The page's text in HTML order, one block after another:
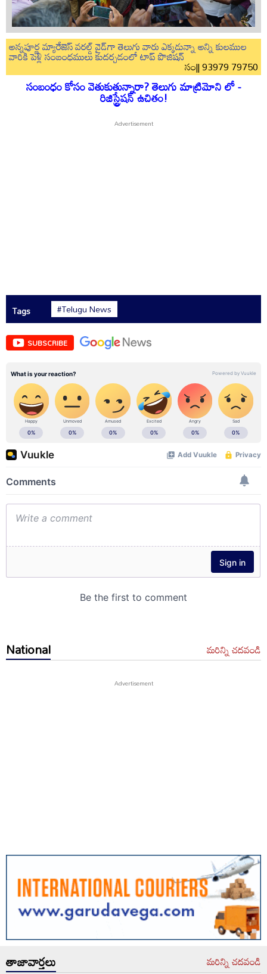
అన్నపూర్ణ మ్యారేజెస్ వరల్డ్ వైడ్‌గా తెలుగు వారు ఎక్కడున్నా అన్ని కులముల
వారికి పెళ్లి సంబంధములు కుదర్చడంలో టాప్ పొజిషన్
సం|| 93979 79750
సంబంధం కోసం వెతుకుతున్నారా? తెలుగు మాట్రిమోని లో -
రిజిస్ట్రేషన్ ఉచితం!
Tags #Telugu News
SUBSCRIBE
National మరిన్ని చదవండి
తాజావార్తలు మరిన్ని చదవండి